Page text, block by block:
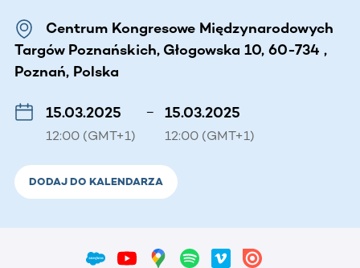
Centrum Kongresowe Międzynarodowych
Targów Poznańskich, Głogowska 10, 60-734 ,
Poznań, Polska
15.03.2025
12:00 (GMT+1)
– 15.03.2025
12:00 (GMT+1)
DODAJ DO KALENDARZA